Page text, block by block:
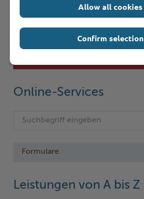
Schnelleinstieg
Online-Services
Formulare
Leistungen von A bis Z
Allow all cookies
Confirm selection